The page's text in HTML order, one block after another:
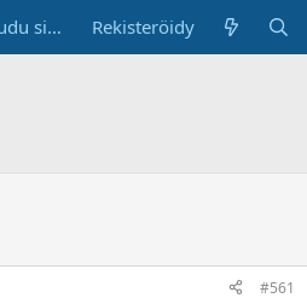
Kirjaudu sisään Rekisteröidy
#561